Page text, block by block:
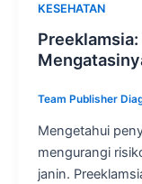
KESEHATAN
Team Publisher
Mengetahui
mengurangi
janin.